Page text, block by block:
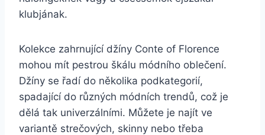
klubjának.
Kolekce zahrnující džíny Conte of Florence
mohou mít pestrou škálu módního oblečení.
Džíny se řadí do několika podkategorií,
spadající do různých módních trendů, což je
dělá tak univerzálními. Můžete je najít ve
variantě strečových, skinny nebo třeba